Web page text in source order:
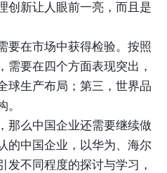
创新让人眼前一亮，而且是
要在市场中获得检验。按照
需要在四个方面表现突出，
球生产布局；第三，世界品
。
那么中国企业还需要继续做
的中国企业，以华为、海尔
发不同程度的探讨与学习，